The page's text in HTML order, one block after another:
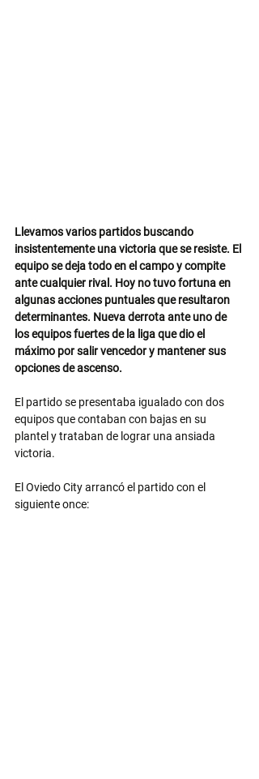
Llevamos varios partidos buscando
insistentemente una victoria que se resiste. El
equipo se deja todo en el campo y compite
ante cualquier rival. Hoy no tuvo fortuna en
algunas acciones puntuales que resultaron
determinantes. Nueva derrota ante uno de
los equipos fuertes de la liga que dio el
máximo por salir vencedor y mantener sus
opciones de ascenso.
El partido se presentaba igualado con dos
equipos que contaban con bajas en su
plantel y trataban de lograr una ansiada
victoria.
El Oviedo City arrancó el partido con el
siguiente once: